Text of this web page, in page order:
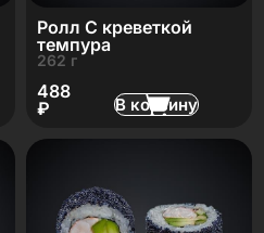
Ролл С креветкой
темпура
262 г
488
₽
В корзину